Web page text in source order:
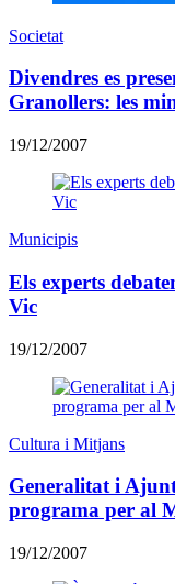
Societat
Divendres es
Granollers: les
19/12/2007
Municipis
Els experts
Vic
19/12/2007
Cultura i Mitjans
Generalitat i
programa per al
19/12/2007